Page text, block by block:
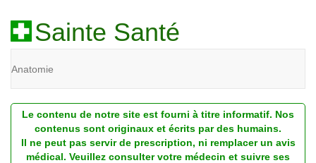
Sainte Santé
Anatomie
Diagnostic
Dossiers
Le contenu de notre site est fourni à titre informatif. Nos
contenus sont originaux et écrits par des humains.
Il ne peut pas servir de prescription, ni remplacer un avis
médical. Veuillez consulter votre médecin et suivre ses